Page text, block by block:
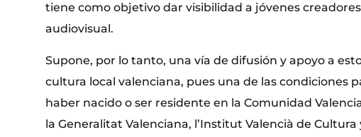
tiene como objetivo dar visibilidad a jóvenes
audiovisual.
Supone, por lo tanto, una vía de difusión y apoyo a
cultura local valenciana, pues una de las condiciones
haber nacido o ser residente en la Comunidad
la Generalitat Valenciana, l’Institut Valencià de